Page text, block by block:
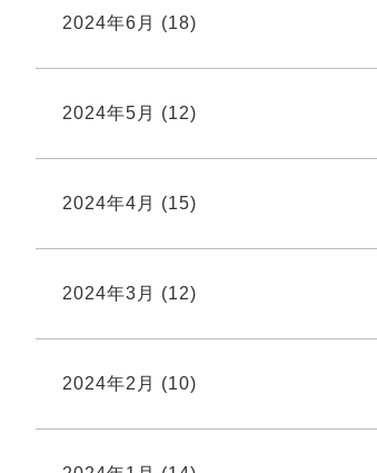
2024年6月 (18)
2024年5月 (12)
2024年4月 (15)
2024年3月 (12)
2024年2月 (10)